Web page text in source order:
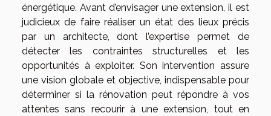
énergétique. Avant d’envisager une extension, il est
judicieux de faire réaliser un état des lieux précis
par un architecte, dont l’expertise permet de
détecter les contraintes structurelles et les
opportunités à exploiter. Son intervention assure
une vision globale et objective, indispensable pour
déterminer si la rénovation peut répondre à vos
attentes sans recourir à une extension, tout en